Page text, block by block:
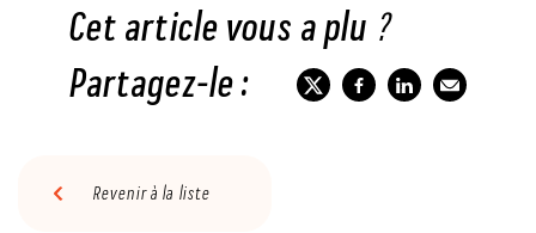
Revenir à la liste
Cet article vous a plu ?
Partagez-le :